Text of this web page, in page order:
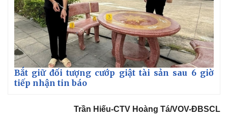
Thế giới
Quan sát
Cuộc sống đó đây
Hồ sơ
Multimedia
Video
Ảnh
E-Magazine
Infographic
Bắt giữ đối tượng cướp giật tài sản sau 6 giờ
tiếp nhận tin báo
Trần Hiếu-CTV Hoàng Tá/VOV-ĐBSCL